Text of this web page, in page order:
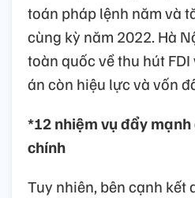
toán pháp lệnh năm và
cùng kỳ năm 2022. Hà
toàn quốc về thu hút
án còn hiệu lực và vốn
*12 nhiệm vụ đẩy
chính
Tuy nhiên, bên cạnh kết